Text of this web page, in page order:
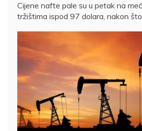
Cijene nafte pale su u petak na
tržištima ispod 97 dolara, nakon